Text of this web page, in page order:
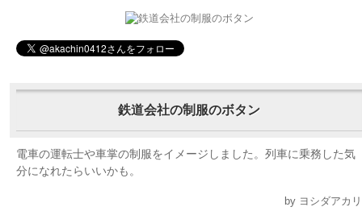
鉄道会社の制服のボタン
電車の運転士や車掌の制服をイメージしました。列車に乗務した気
分になれたらいいかも。
by ヨシダアカリ